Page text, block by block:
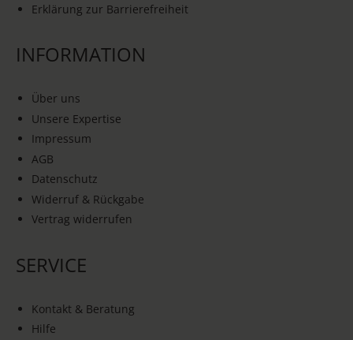
Erklärung zur Barrierefreiheit
INFORMATION
Über uns
Unsere Expertise
Impressum
AGB
Datenschutz
Widerruf & Rückgabe
Vertrag widerrufen
SERVICE
Kontakt & Beratung
Hilfe